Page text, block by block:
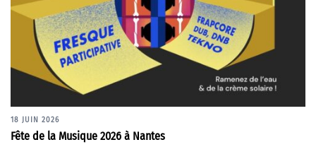
18 JUIN 2026
Fête de la Musique 2026 à Nantes